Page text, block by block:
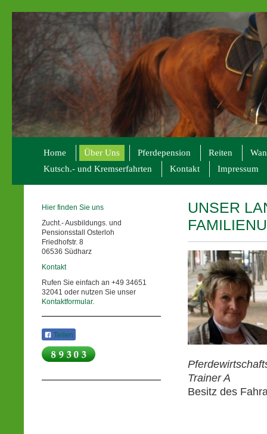
Home Über Uns Pferdepension Reiten
Kutsch.- und Kremserfahrten
Kontakt Impressum
Hier finden Sie uns
Zucht.- Ausbildungs. und
Pensionsstall Osterloh
Friedhofstr. 8
06536 Südharz
Kontakt
Rufen Sie einfach an +49 34651
32041 oder nutzen Sie unser
Kontaktformular.
Teilen
UNSER
Trainer A
Besitz des